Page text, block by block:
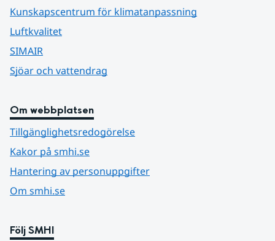
Kunskapscentrum för klimatanpassning
Luftkvalitet
SIMAIR
Sjöar och vattendrag
Om webbplatsen
Tillgänglighetsredogörelse
Kakor på smhi.se
Hantering av personuppgifter
Om smhi.se
Följ SMHI